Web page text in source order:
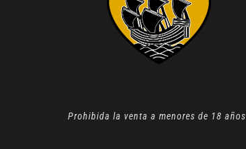
Prohibida la venta a menores de 18